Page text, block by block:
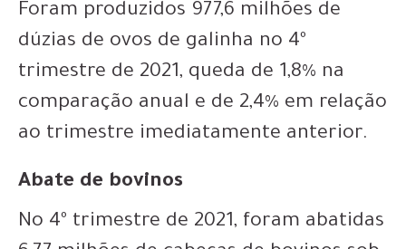
Foram produzidos 977,6 milhões de
dúzias de ovos de galinha no 4º
trimestre de 2021, queda de 1,8% na
comparação anual e de 2,4% em relação
ao trimestre imediatamente anterior.
Abate de bovinos
No 4º trimestre de 2021, foram abatidas